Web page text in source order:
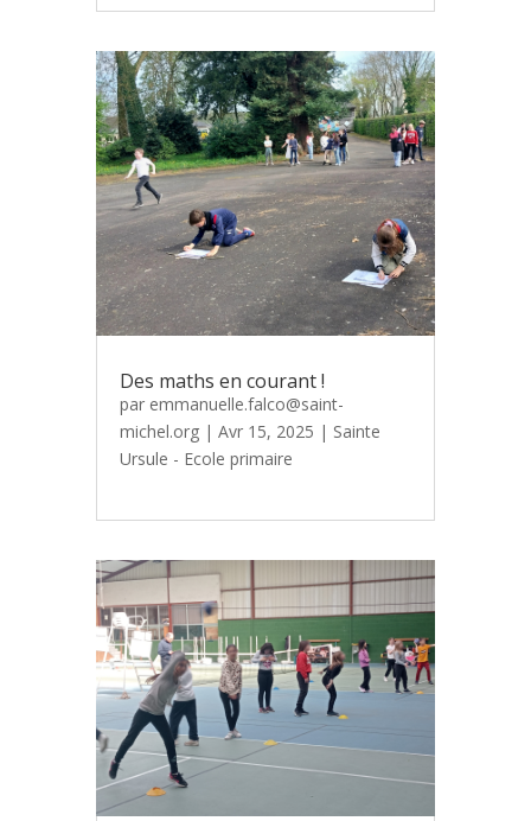
Des maths en courant !
par emmanuelle.falco@saint-
michel.org| Avr 15, 2025 | Sainte
Ursule - Ecole primaire